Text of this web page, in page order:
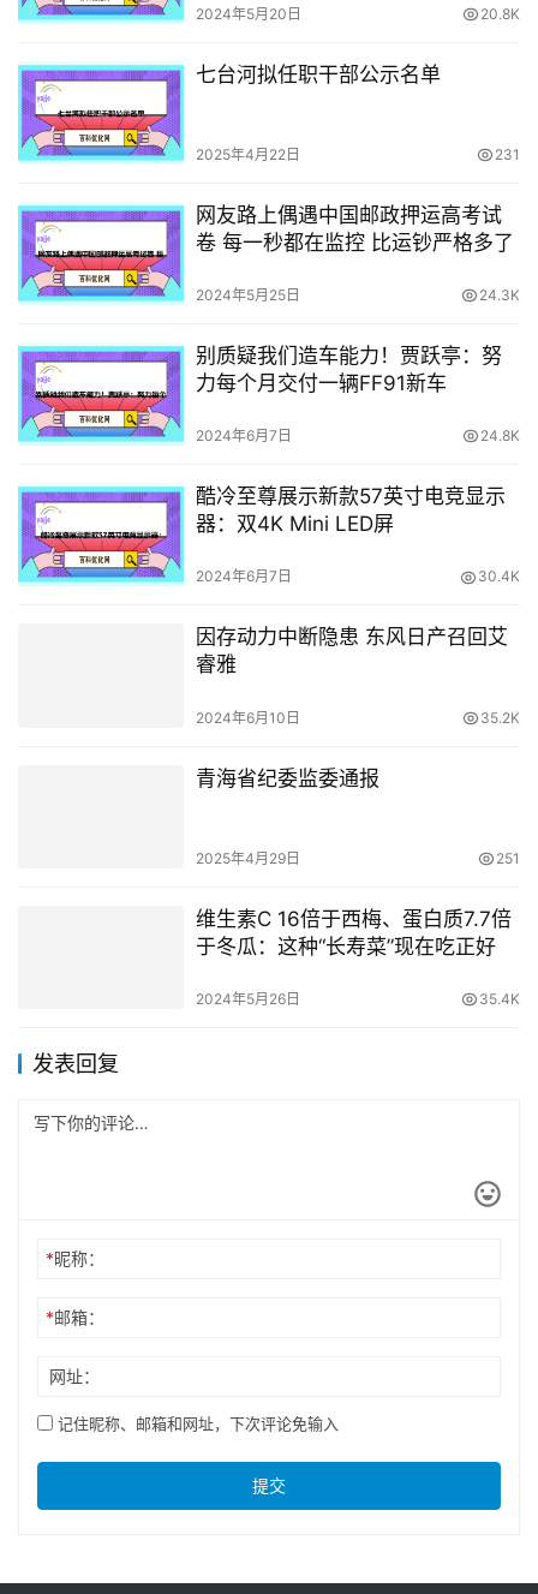
2024年5月20日 20.8K
七台河拟任职干部公示名单
2025年4月22日 231
网友路上偶遇中国邮政押运高考试
卷 每一秒都在监控 比运钞严格多了
2024年5月25日 24.3K
别质疑我们造车能力！贾跃亭：努
力每个月交付一辆FF91新车
2024年6月7日 24.8K
酷冷至尊展示新款57英寸电竞显示
器：双4K Mini LED屏
2024年6月7日 30.4K
因存动力中断隐患 东风日产召回艾
睿雅
2024年6月10日 35.2K
青海省纪委监委通报
2025年4月29日 251
维生素C 16倍于西梅、蛋白质7.7倍
于冬瓜：这种“长寿菜”现在吃正好
2024年5月26日 35.4K
发表回复
*昵称：
*邮箱：
网址：
记住昵称、邮箱和网址，下次评论免输入
提交